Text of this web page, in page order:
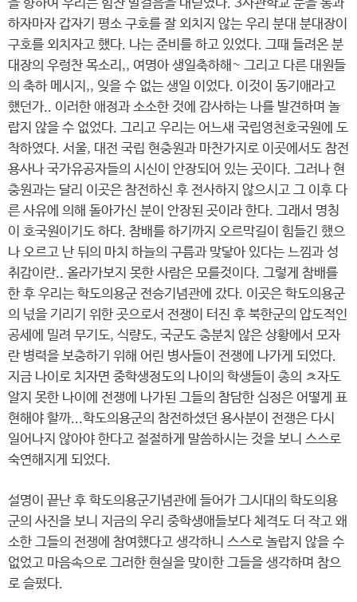
을 향하여 우리는 힘찬 발걸음을 내딛였다. 3사관학교 문을 통과
하자마자 갑자기 평소 구호를 잘 외치지 않는 우리 분대 분대장이
구호를 외치자고 했다. 나는 준비를 하고 있었다. 그때 들려온 분
대장의 우렁찬 목소리,, 여명아 생일축하해~ 그리고 다른 대원들
의 축하 메시지,, 잊을 수 없는 생일 이었다. 이것이 동기애라고
했던가.. 이러한 애정과 소소한 것에 감사하는 나를 발견하며 놀
랍지 않을 수 없었다. 그리고 우리는 어느새 국립영천호국원에 도
착하였다. 서울, 대전 국립 현충원과 마찬가지로 이곳에서도 참전
용사나 국가유공자들의 시신이 안장되어 있는 곳이다. 그러나 현
충원과는 달리 이곳은 참전하신 후 전사하지 않으시고 그 이후 다
른 사유에 의해 돌아가신 분이 안장된 곳이라 한다. 그래서 명칭
이 호국원이기도 하다. 참배를 하기까지 오르막길이 힘들긴 했으
나 오르고 난 뒤의 마치 하늘의 구름과 맞닿아 있다는 느낌과 성
취감이란.. 올라가보지 못한 사람은 모를것이다. 그렇게 참배를
한 후 우리는 학도의용군 전승기념관에 갔다. 이곳은 학도의용군
의 넋을 기리기 위한 곳으로서 전쟁이 터진 후 북한군의 압도적인
공세에 밀려 무기도, 식량도, 국군도 충분치 않은 상황에서 모자
란 병력을 보충하기 위해 어린 병사들이 전쟁에 나가게 되었다.
지금 나이로 치자면 중학생정도의 나이의 학생들이 총의 ㅊ자도
알지 못한 나이에 전쟁에 나가된 그들의 참담한 심정은 어떻게 표
현해야 할까...학도의용군의 참전하셨던 용사분이 전쟁은 다시
일어나지 않아야 한다고 절절하게 말씀하시는 것을 보니 스스로
숙연해지게 되었다.
설명이 끝난 후 학도의용군기념관에 들어가 그시대의 학도의용
군의 사진을 보니 지금의 우리 중학생애들보다 체격도 더 작고 왜
소한 그들의 전쟁에 참여했다고 생각하니 스스로 놀랍지 않을 수
없었고 마음속으로 그러한 현실을 맞이한 그들을 생각하며 참으
로 슬펐다.